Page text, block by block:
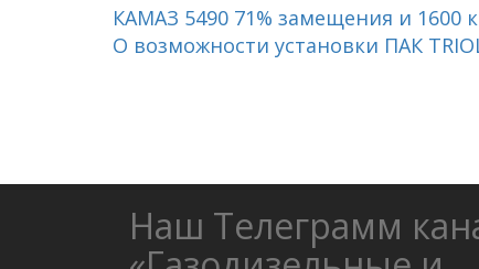
КАМАЗ 5490 71% замещения и 1600
О возможности установки ПАК
Наш Телеграмм